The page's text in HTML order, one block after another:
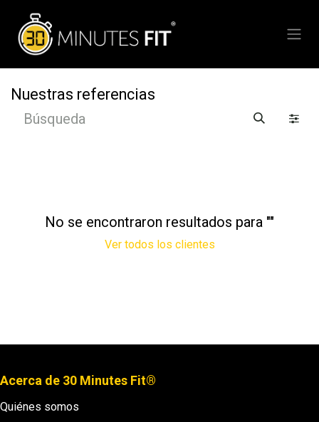
Nuestras referencias
No se encontraron resultados para ""
Ver todos los clientes
Acerca de 30 Minutes Fit®
Quiénes somos